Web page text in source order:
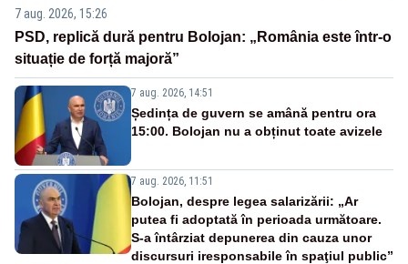
7 aug. 2026, 15:26
PSD, replică dură pentru Bolojan: „România este într-o
situație de forță majoră”
7 aug. 2026, 14:51
Ședința de guvern se amână pentru ora
15:00. Bolojan nu a obținut toate avizele
7 aug. 2026, 11:51
Bolojan, despre legea salarizării: „Ar
putea fi adoptată în perioada următoare.
S-a întârziat depunerea din cauza unor
discursuri iresponsabile în spaţiul public”